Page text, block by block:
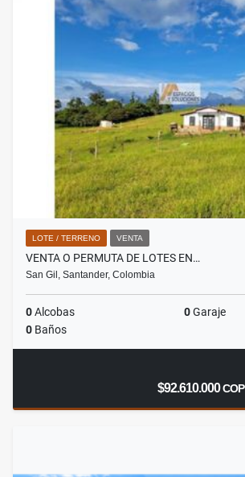
LOTE / TERRENO VENTA
VENTA O PERMUTA DE LOTES EN…
San Gil, Santander, Colombia
0Alcobas 0Garaje
0 Baños
$92.610.000COP